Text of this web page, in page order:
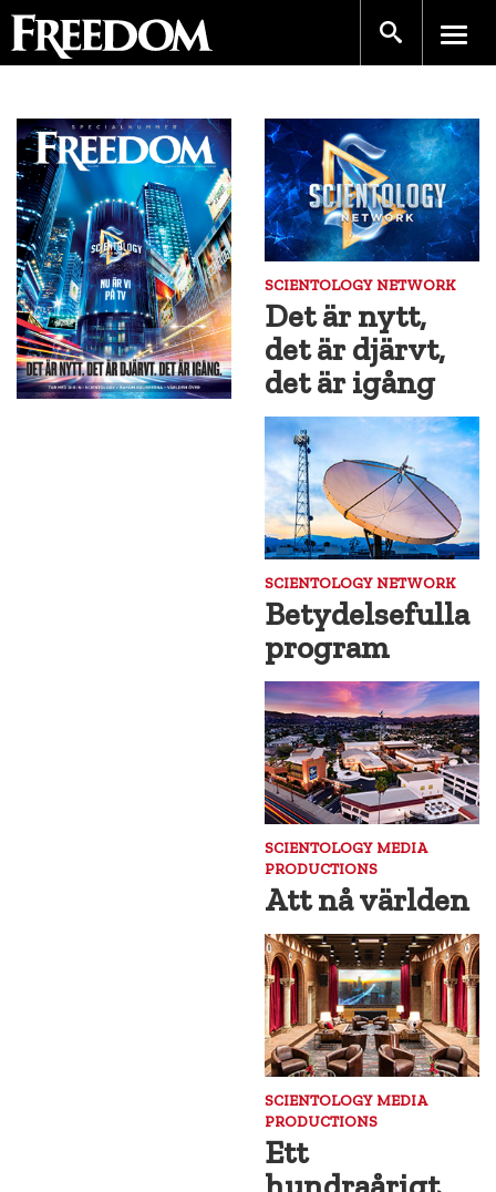
SCIENTOLOGY NETWORK
Det är nytt,
det är djärvt,
det är igång
SCIENTOLOGY NETWORK
Betydelsefulla
program
SCIENTOLOGY MEDIA
PRODUCTIONS
Att nå världen
SCIENTOLOGY MEDIA
PRODUCTIONS
Ett